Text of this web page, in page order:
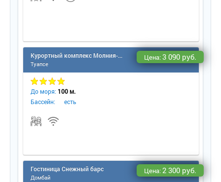
Курортный комплекс Молния-Ямал (Небуг)
Туапсе
Цена:3 090 руб.
До моря: 100 м.
Бассейн:
есть
Гостиница Снежный барс
Домбай
Цена:2 300 руб.